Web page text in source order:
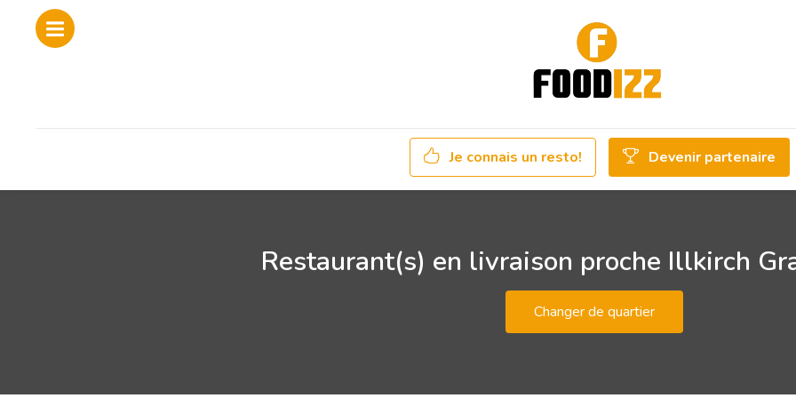
Je connais un resto! Devenir partenaire
Restaurant(s) en livraison proche Illkirch
Changer de quartier